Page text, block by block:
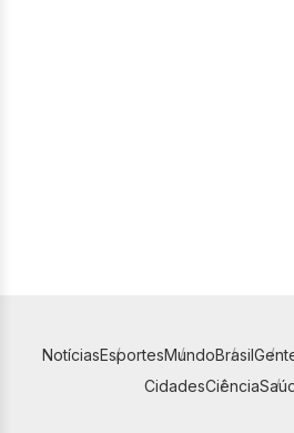
NotíciasEsportesMundoBrasil
CidadesCiência